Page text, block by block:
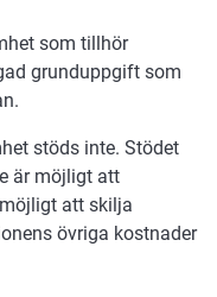
som tillhör
grunduppgift som
stöds inte. Stödet
är möjligt att
att skilja
övriga kostnader